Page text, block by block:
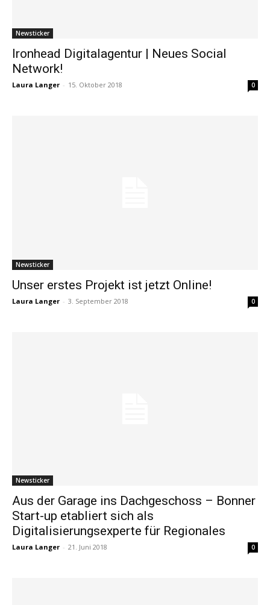
Newsticker
Ironhead Digitalagentur | Neues Social
Network!
Laura Langer - 15. Oktober 2018 0
Newsticker
Unser erstes Projekt ist jetzt Online!
Laura Langer - 3. September 2018 0
Newsticker
Aus der Garage ins Dachgeschoss – Bonner
Start-up etabliert sich als
Digitalisierungsexperte für Regionales
Laura Langer - 21. Juni 2018 0